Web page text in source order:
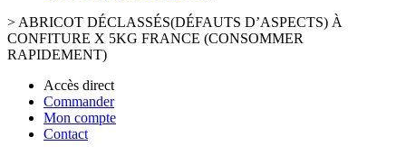
> ABRICOT DÉCLASSÉS(DÉFAUTS D’ASPECTS) À
CONFITURE X 5KG FRANCE (CONSOMMER
RAPIDEMENT)
Accès direct
Commander
Mon compte
Contact